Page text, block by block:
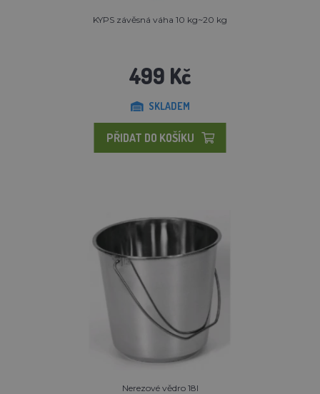
KYPS závěsná váha 10 kg~20 kg
499 Kč
SKLADEM
PŘIDAT DO KOŠÍKU
Nerezové vědro 18l